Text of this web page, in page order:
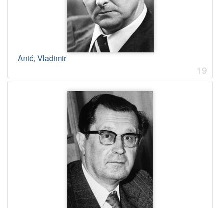
Anić, Vladimir
19